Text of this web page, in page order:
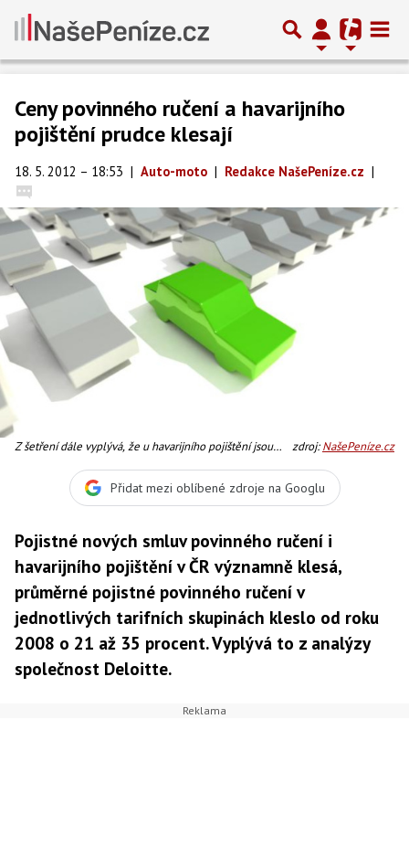
Ceny povinného ručení a havarijního
pojištění prudce klesají
18. 5. 2012 – 18:53 | Auto-moto | Redakce NašePeníze.cz |
Z šetření dále vyplývá, že u havarijního pojištění jsou
zdroj:NašePeníze.cz
Přidat mezi oblíbené zdroje na Googlu
Pojistné nových smluv povinného ručení i
havarijního pojištění v ČR významně klesá,
průměrné pojistné povinného ručení v
jednotlivých tarifních skupinách kleslo od roku
2008 o 21 až 35 procent. Vyplývá to z analýzy
společnost Deloitte.